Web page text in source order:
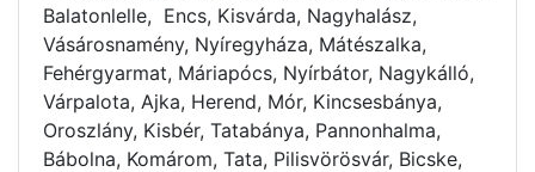
Balatonlelle, Encs, Kisvárda, Nagyhalász,
Vásárosnamény, Nyíregyháza, Mátészalka,
Fehérgyarmat, Máriapócs, Nyírbátor, Nagykálló,
Várpalota, Ajka, Herend, Mór, Kincsesbánya,
Oroszlány, Kisbér, Tatabánya, Pannonhalma,
Bábolna, Komárom, Tata, Pilisvörösvár, Bicske,